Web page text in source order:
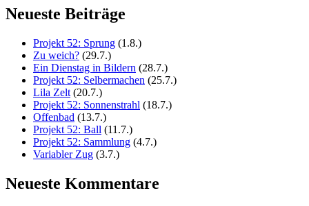
Neueste Beiträge
Projekt 52: Sprung (1.8.)
Zu weich? (29.7.)
Ein Dienstag in Bildern (28.7.)
Projekt 52: Selbermachen (25.7.)
Lila Zelt (20.7.)
Projekt 52: Sonnenstrahl (18.7.)
Offenbad (13.7.)
Projekt 52: Ball (11.7.)
Projekt 52: Sammlung (4.7.)
Variabler Zug (3.7.)
Neueste Kommentare